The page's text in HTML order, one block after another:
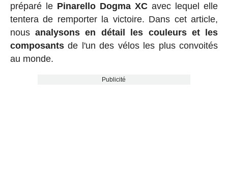
préparé le Pinarello Dogma XC avec lequel elle
tentera de remporter la victoire. Dans cet article,
nousanalysons en détail les couleurs et les
composantsde l'un des vélos les plus convoités
au monde.
Publicité